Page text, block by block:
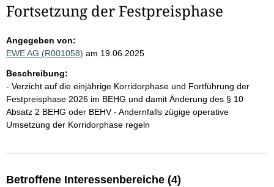
Fortsetzung der Festpreisphase
Angegeben von:
EWE AG (R001058) am 19.06.2025
Beschreibung:
- Verzicht auf die einjährige Korridorphase und Fortführung der
Festpreisphase 2026 im BEHG und damit Änderung des § 10
Absatz 2 BEHG oder BEHV - Andernfalls zügige operative
Umsetzung der Korridorphase regeln
Betroffene Interessenbereiche (4)